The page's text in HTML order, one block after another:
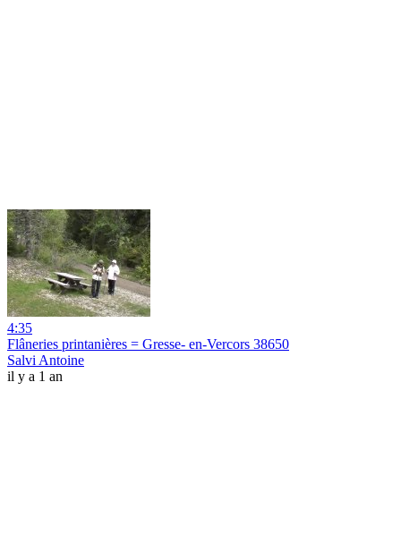
4:35
Flâneries printanières = Gresse- en-Vercors 38650
Salvi Antoine
il y a 1 an